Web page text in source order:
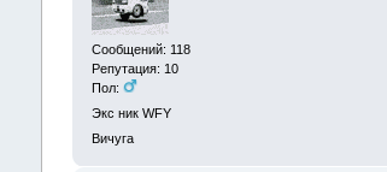
Сообщений: 118
Репутация: 10
Пол:
Экс ник WFY
Вичуга